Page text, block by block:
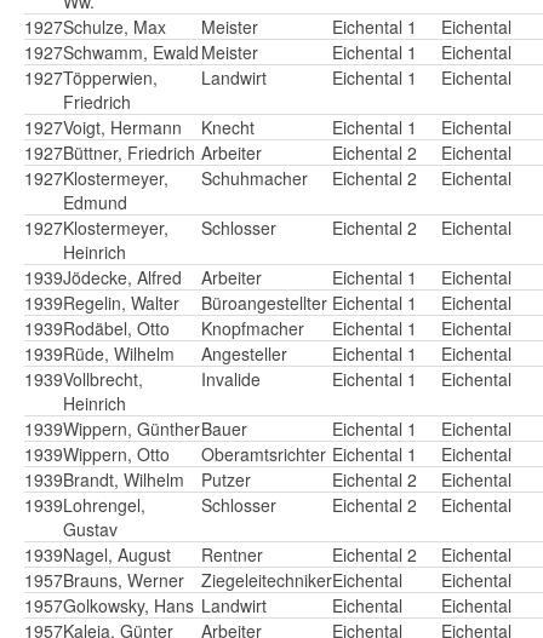
1927Schulze, Max Meister Eichental 1
Eichental
1927Schwamm, Ewald Meister Eichental 1
Eichental
1927Töpperwien,
Friedrich
Landwirt Eichental 1 Eichental
1927Voigt, Hermann Knecht Eichental 1
Eichental
1927Büttner, Friedrich Arbeiter Eichental 2
Eichental
1927Klostermeyer,
Edmund
Schuhmacher Eichental 2 Eichental
1927Klostermeyer,
Heinrich
Schlosser Eichental 2 Eichental
1939Jödecke, Alfred Arbeiter Eichental 1
Eichental
1939Regelin, Walter Büroangestellter Eichental 1
Eichental
1939Rodäbel, Otto Knopfmacher Eichental 1
Eichental
1939Rüde, Wilhelm Angesteller Eichental 1
Eichental
1939Vollbrecht,
Heinrich
Invalide Eichental 1 Eichental
1939Wippern, GüntherBauer Eichental 1
Eichental
1939Wippern, Otto Oberamtsrichter Eichental 1
Eichental
1939Brandt, Wilhelm Putzer Eichental 2
Eichental
1939Lohrengel,
Gustav
Schlosser Eichental 2 Eichental
1939Nagel, August Rentner Eichental 2
Eichental
1957Brauns, Werner ZiegeleitechnikerEichental
Eichental
1957Golkowsky, Hans Landwirt Eichental
Eichental
1957Kaleja, Günter Arbeiter Eichental
Eichental